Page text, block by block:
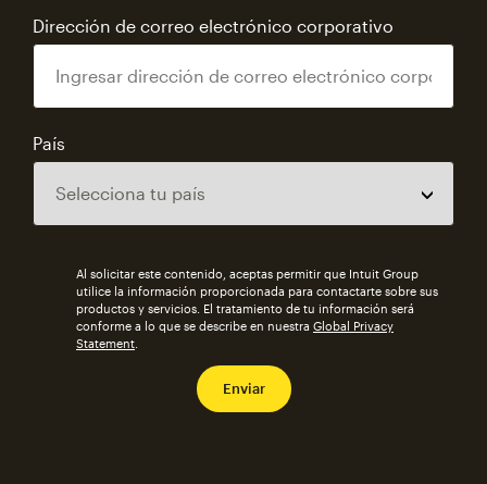
Dirección de correo electrónico corporativo
País
Al solicitar este contenido, aceptas permitir que Intuit Group
utilice la información proporcionada para contactarte sobre sus
productos y servicios. El tratamiento de tu información será
conforme a lo que se describe en nuestra Global Privacy
Statement